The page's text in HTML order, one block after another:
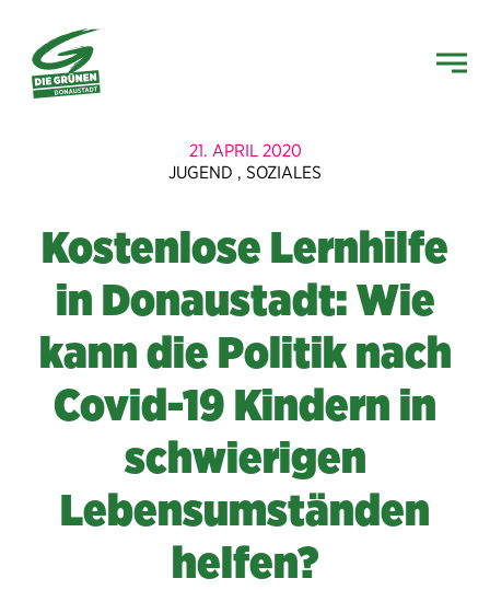
21. APRIL 2020
JUGEND , SOZIALES
Kostenlose Lernhilfe
in Donaustadt: Wie
kann die Politik nach
Covid-19 Kindern in
schwierigen
Lebensumständen
helfen?